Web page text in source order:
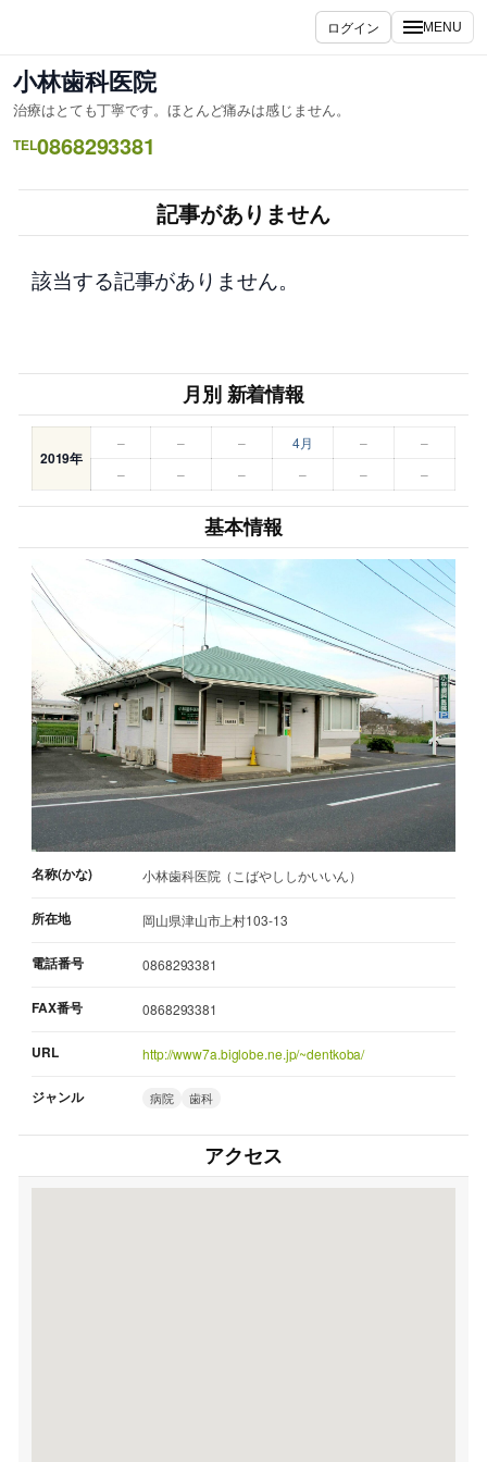
ス
キ
ッ
ログイン MENU
小林歯科医院
治療はとても丁寧です。ほとんど痛みは感じません。
TEL0868293381
記事がありません
該当する記事がありません。
月別 新着情報
2019年
– – – 4月 –
–
–
– – – – –
基本情報
名称(かな) 小林歯科医院（こばやししかいいん）
所在地 岡山県津山市上村103-13
電話番号 0868293381
FAX番号 0868293381
URL http://www7a.biglobe.ne.jp/~dentkoba/
ジャンル 病院 歯科
アクセス